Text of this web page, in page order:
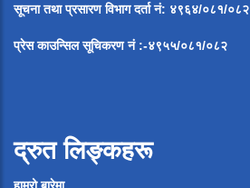
सूचना तथा प्रसारण विभाग दर्ता नं: ४९६४/०८१/०८२
प्रेस काउन्सिल सूचिकरण नं:-४९५५/०८१/०८२
द्रुत लिङ्कहरू